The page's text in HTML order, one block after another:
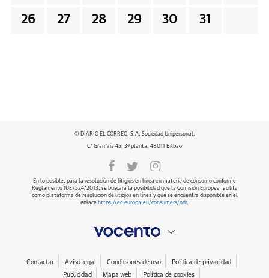
26 27 28 29 30 31
© DIARIO EL CORREO, S.A. Sociedad Unipersonal.
C/ Gran Vía 45, 3ª planta, 48011 Bilbao
En lo posible, para la resolución de litigios en línea en materia de consumo conforme
Reglamento (UE) 524/2013, se buscará la posibilidad que la Comisión Europea facilita
como plataforma de resolución de litigios en línea y que se encuentra disponible en el
enlace https://ec.europa.eu/consumers/odr.
Contactar Aviso legal Condiciones de uso
Política de privacidad
Publicidad
Mapa web Política de cookies